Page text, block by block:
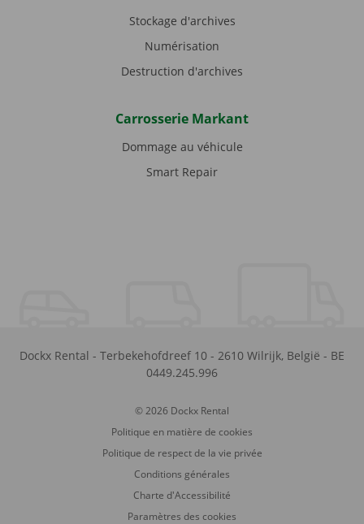
Stockage d'archives
Numérisation
Destruction d'archives
Carrosserie Markant
Dommage au véhicule
Smart Repair
Dockx Rental - Terbekehofdreef 10 - 2610 Wilrijk, België - BE
0449.245.996
© 2026 Dockx Rental
Politique en matière de cookies
Politique de respect de la vie privée
Conditions générales
Charte d'Accessibilité
Paramètres des cookies